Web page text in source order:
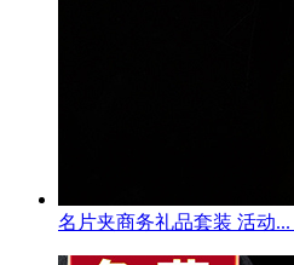
名片夹商务礼品套装 活动...